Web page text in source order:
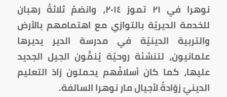
نوهرا في ٢١ تموز ٢٠١٤، وانضمّ ثلاثةُ رهبان
للخدمة الديريّة بالتوازي مع اهتمامهم بالأرض
والتربية الدينيّة في مدرسة الدير يديرها
علمانيون، لتنشئة روحيّة يُنمُّون الجيل الجديد
عليها، كما كان أسلافُهم يحملون زادَ التعليم
الدينيّ زوّادةً لأجيال مار نوهرا السالفة.